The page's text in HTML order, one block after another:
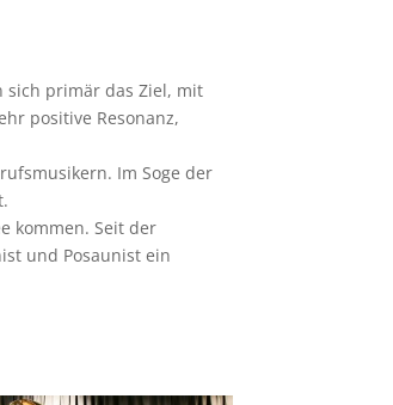
sich primär das Ziel, mit
positive Resonanz,
Im Soge der
kommen. Seit der
und Posaunist ein